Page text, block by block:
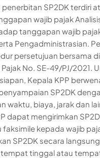
penerbitan SP2DK terdiri
wajib pajak
tanggapan wajib
Pengadministrasian.
persetujuan bersama
Pajak No. SE-49/PJ/2021.
Kepala KPP
SP2DK
waktu, biaya, jarak dan
dapat mengirimkan
faksimile kepada wajib
SP2DK secara
tempat tinggal atau